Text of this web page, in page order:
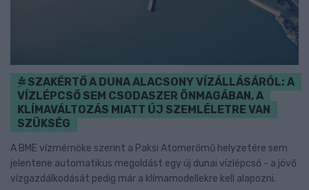
SZAKÉRTŐ A DUNA ALACSONY VÍZÁLLÁSÁRÓL: A
VÍZLÉPCSŐ SEM CSODASZER ÖNMAGÁBAN, A
KLÍMAVÁLTOZÁS MIATT ÚJ SZEMLÉLETRE VAN
SZÜKSÉG
A BME vízmérnöke szerint a Paksi Atomerőmű helyzetére sem
jelentene automatikus megoldást egy új dunai vízlépcső - a jövő
vízgazdálkodását pedig már a klímamodellekre kell alapozni.